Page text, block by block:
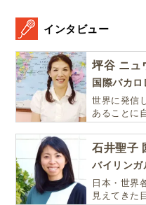
インタビュー
坪谷 ニュ
国際バカ
世界に発信
あることに
石井聖子
日本・世界
見えてきた